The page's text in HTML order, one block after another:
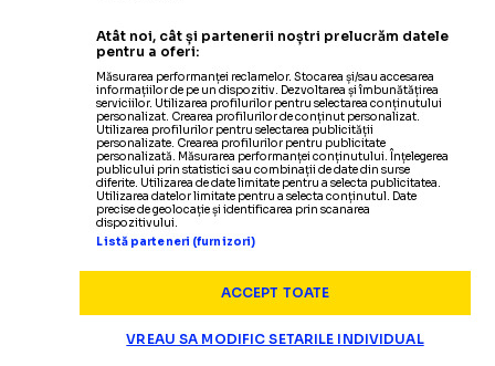
Termeni și condiții
Politica de confidențialitate
Modifică Setările
Contact
Atât noi, cât și partenerii noștri prelucrăm datele
pentru a oferi:
Măsurarea performanței reclamelor. Stocarea și/sau accesarea
informațiilor de pe un dispozitiv. Dezvoltarea și îmbunătățirea
serviciilor. Utilizarea profilurilor pentru selectarea conținutului
personalizat. Crearea profilurilor de conținut personalizat.
Utilizarea profilurilor pentru selectarea publicității
personalizate. Crearea profilurilor pentru publicitate
personalizată. Măsurarea performanței conținutului. Înțelegerea
publicului prin statistici sau combinații de date din surse
diferite. Utilizarea de date limitate pentru a selecta publicitatea.
Utilizarea datelor limitate pentru a selecta conținutul. Date
precise de geolocație și identificarea prin scanarea
dispozitivului.
Listă parteneri (furnizori)
ACCEPT TOATE
VREAU SA MODIFIC SETARILE INDIVIDUAL